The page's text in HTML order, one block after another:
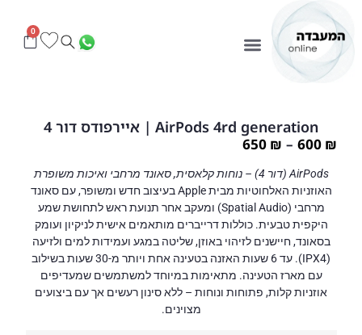
0
AirPods 4rd generation | איירפודס דור 4
600 ₪
–
650 ₪
AirPods (דור 4) – נוחות קלאסית, סאונד מרחבי ואיכות משופרת
האוזניות האלחוטיות מבית Apple בעיצוב חדש ומשופר, עם סאונד
מרחבי (Spatial Audio) ומעקב אחר תנועת ראש לתחושת שמע
היקפית טבעית. כוללות דרייברים מותאמים אישית לניקיון ועומק
בסאונד, חיישנים לזיהוי באוזן, שליטה במגע ועמידות למים ולזיעה
(IPX4). עד 6 שעות האזנה בטעינה אחת ויותר מ-30 שעות בשילוב
עם מארז הטעינה. מתאימות במיוחד למשתמשים שמעדיפים
אוזניות קלות, פתוחות ונוחות – ללא סינון רעשים אך עם ביצועים
מצוינים.